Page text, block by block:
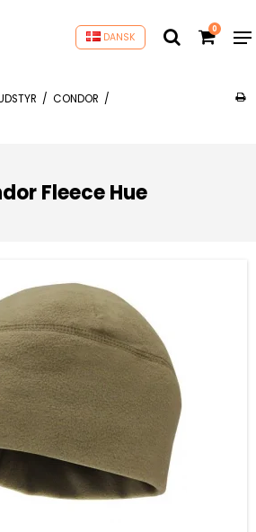
DANSK
0
/ CONDOR /
Fleece Hue